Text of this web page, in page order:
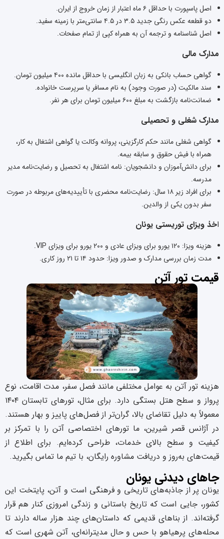
اصل پاسپورت با حداقل ۶ ماه اعتبار از زمان خروج از ایران.
دو قطعه عکس رنگی جدید ۳.۵ در ۴.۵ سانتی‌متر با زمینه سفید.
اصل شناسنامه و ترجمه آن به همراه کپی از تمام صفحات.
مدارک مالی
گواهی حساب بانکی به زبان انگلیسی با حداقل مانده ۴۰۰ میلیون تومان.
سند مالکیت (در صورت وجود) به نام مسافر یا سرپرست خانواده.
ضمانت‌نامه بازگشت به مبلغ ۶۰۰ میلیون تومان برای هر نفر.
مدارک شغلی و تحصیلی
گواهی شغلی مانند حکم کارگزینی، پروانه وکالت یا گواهی اشتغال به کار،
همراه با فیش حقوق و سابقه بیمه.
برای دانش‌آموزان و دانشجویان: نامه اشتغال به تحصیل و رضایت‌نامه مدیر
مدرسه.
برای افراد زیر ۱۸ سال: رضایت‌نامه محضری با تأییدیه‌های مربوطه در صورت
سفر بدون یکی از والدین.
اخذ ویزای توریستی یونان
هزینه ویزا: ۱۲۰ یورو برای ویزای عادی و ۲۰۰ یورو برای ویزای VIP.
مدت زمان بررسی مدارک و صدور ویزا: حدود ۱۴ تا ۲۱ روز کاری.
قیمت تور آتن
هزینه تور آتن به عوامل مختلفی مانند فصل سفر، مدت اقامت، نوع
پرواز و سطح هتل بستگی دارد. برای مثال، تورهای تابستان ۱۴۰۴
معمولاً به دلیل تقاضای بالا، گران‌تر از فصل‌های پاییز و بهار هستند.
در آژانس قصر شیرین، ما تورهای اختصاصی آتن را با تمرکز بر
کیفیت و سطح بالای خدمات، طراحی کرده‌ایم. برای اطلاع از
قیمت‌های به‌روز و دریافت مشاوره رایگان، با تیم ما تماس بگیرید.
جاهای دیدنی یونان
یونان پر از جاذبه‌های تاریخی و فرهنگی است و آتن، پایتخت این
کشور، جایی است که تاریخ باستانی و زندگی امروزی کنار هم قرار
گرفته‌اند. از بناهای قدیمی که داستان‌های چند هزار ساله دارند تا
محله‌های پرهیاهو با حس و حال مدیترانه‌ای، آتن شهری است که